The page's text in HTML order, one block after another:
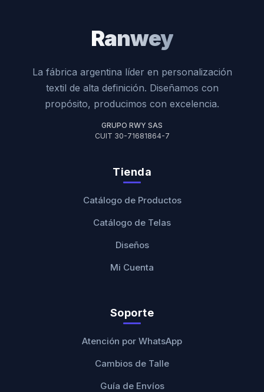
Ranwey
La fábrica argentina líder en personalización
textil de alta definición. Diseñamos con
propósito, producimos con excelencia.
GRUPO RWY SAS
CUIT 30-71681864-7
Tienda
Catálogo de Productos
Catálogo de Telas
Diseños
Mi Cuenta
Soporte
Atención por WhatsApp
Cambios de Talle
Guía de Envíos